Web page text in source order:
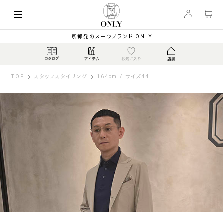
京都発のスーツブランド ONLY
TOP スタッフスタイリング 164cm / サイズ44